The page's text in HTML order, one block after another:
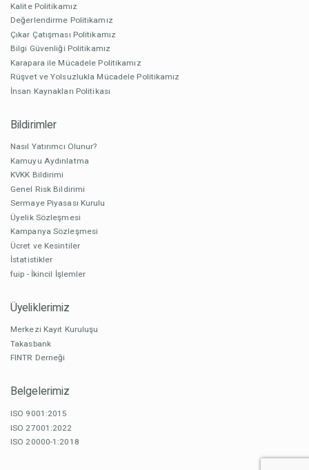
Kalite Politikamız
Değerlendirme Politikamız
Çıkar Çatışması Politikamız
Bilgi Güvenliği Politikamız
Karapara ile Mücadele Politikamız
Rüşvet ve Yolsuzlukla Mücadele Politikamız
İnsan Kaynakları Politikası
Bildirimler
Nasıl Yatırımcı Olunur?
Kamuyu Aydınlatma
KVKK Bildirimi
Genel Risk Bildirimi
Sermaye Piyasası Kurulu
Üyelik Sözleşmesi
Kampanya Sözleşmesi
Ücret ve Kesintiler
İstatistikler
fuip - İkincil İşlemler
Üyeliklerimiz
Merkezi Kayıt Kuruluşu
Takasbank
FINTR Derneği
Belgelerimiz
ISO 9001:2015
ISO 27001:2022
ISO 20000-1:2018